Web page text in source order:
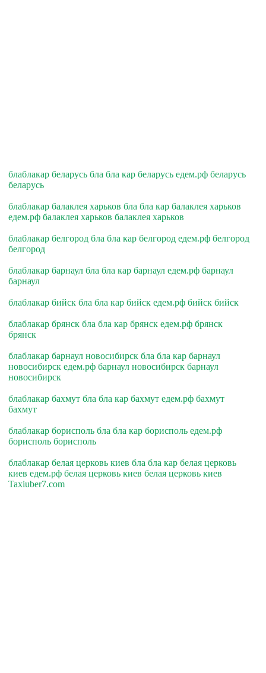
блаблакар беларусь бла бла кар беларусь едем.рф беларусь
беларусь
блаблакар балаклея харьков бла бла кар балаклея харьков
едем.рф балаклея харьков балаклея харьков
блаблакар белгород бла бла кар белгород едем.рф белгород
белгород
блаблакар барнаул бла бла кар барнаул едем.рф барнаул
барнаул
блаблакар бийск бла бла кар бийск едем.рф бийск бийск
блаблакар брянск бла бла кар брянск едем.рф брянск
брянск
блаблакар барнаул новосибирск бла бла кар барнаул
новосибирск едем.рф барнаул новосибирск барнаул
новосибирск
блаблакар бахмут бла бла кар бахмут едем.рф бахмут
бахмут
блаблакар борисполь бла бла кар борисполь едем.рф
борисполь борисполь
блаблакар белая церковь киев бла бла кар белая церковь
киев едем.рф белая церковь киев белая церковь киев
Taxiuber7.com